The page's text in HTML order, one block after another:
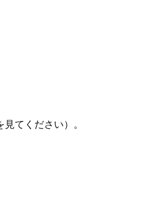
見てください）。